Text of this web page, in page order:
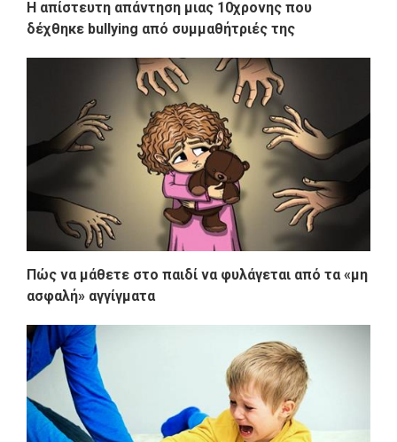
Η απίστευτη απάντηση μιας 10χρονης που
δέχθηκε bullying από συμμαθήτριές της
Πώς να μάθετε στο παιδί να φυλάγεται από τα «μη
ασφαλή» αγγίγματα